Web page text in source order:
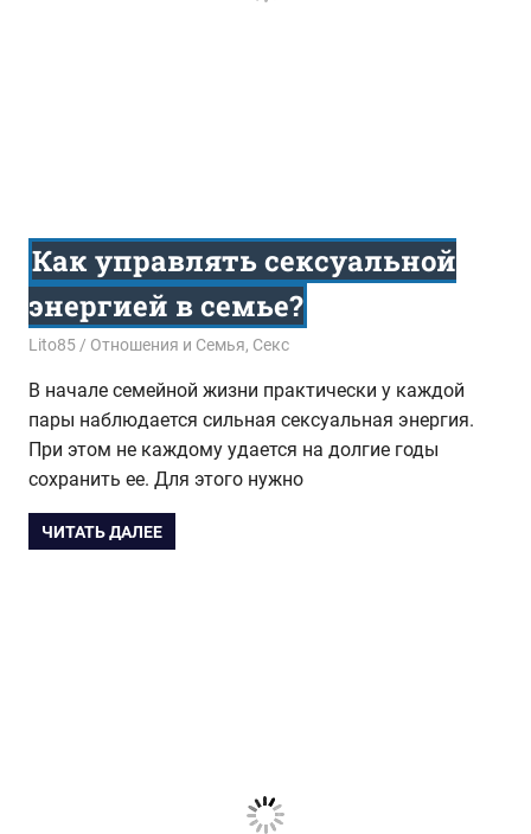
Как управлять сексуальной
энергией в семье?
19.12.2017
Lito85 Отношения и Семья, Секс
В начале семейной жизни практически у каждой
пары наблюдается сильная сексуальная энергия.
При этом не каждому удается на долгие годы
сохранить ее. Для этого нужно
ЧИТАТЬ ДАЛЕЕ